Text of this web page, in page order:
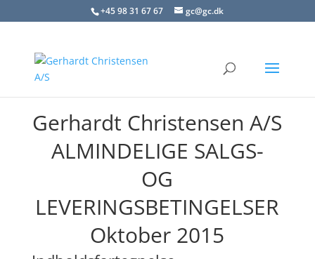
+45 98 31 67 67 gc@gc.dk
Gerhardt Christensen A/S
ALMINDELIGE SALGS-
OG
LEVERINGSBETINGELSER
Oktober 2015